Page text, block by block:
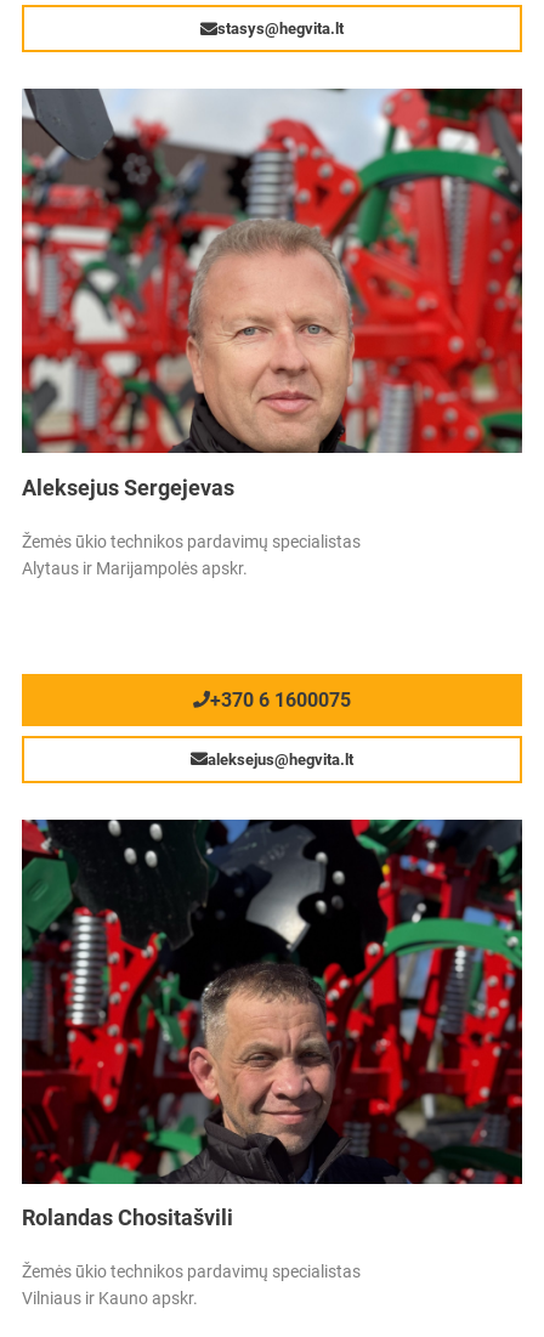
stasys@hegvita.lt
Aleksejus Sergejevas
Žemės ūkio technikos pardavimų specialistas
Alytaus ir Marijampolės apskr.
+370 6 1600075
aleksejus@hegvita.lt
Rolandas Chositašvili
Žemės ūkio technikos pardavimų specialistas
Vilniaus ir Kauno apskr.